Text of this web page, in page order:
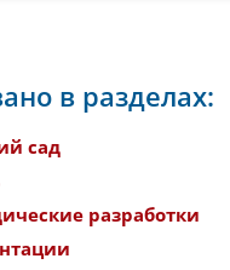
в разделах:
сад
разработки